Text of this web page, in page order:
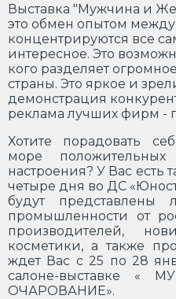
Выставка "Мужчина и
это обмен опытом
концентрируются все
интересное. Это
кого разделяет
страны. Это яркое и
демонстрация
реклама лучших фирм -
Хотите порадовать
море
настроения? У Вас есть
четыре дня во ДС
будут представлены
промышленности от
производителей,
косметики, а также
ждет Вас с 25 по 28
салоне-выставке
ОЧАРОВАНИЕ».